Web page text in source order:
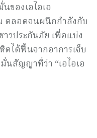
ของเอไอเอ
ตลอดจนผนึกกำลังกับ
วประกันภัย เพื่อแบ่ง
ได้ฟื้นจากอาการเจ็บ
สัญญาที่ว่า “เอไอเอ